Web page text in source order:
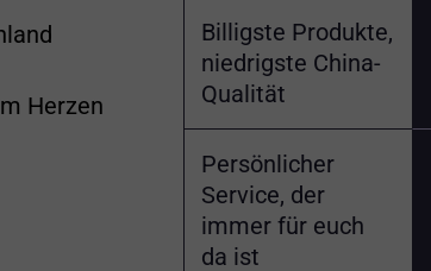
Herzen
Billigste Produkte,
niedrigste China-
Qualität
Persönlicher
Service, der
immer für euch
da ist